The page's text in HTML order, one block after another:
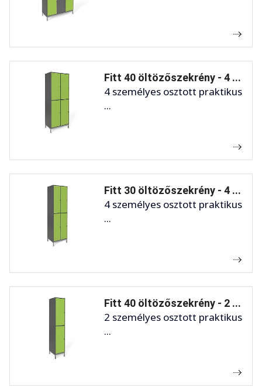
Fitt 40 öltözőszekrény - 4 ...
4 személyes osztott praktikus
...
Fitt 30 öltözőszekrény - 4 ...
4 személyes osztott praktikus
...
Fitt 40 öltözőszekrény - 2 ...
2 személyes osztott praktikus
...